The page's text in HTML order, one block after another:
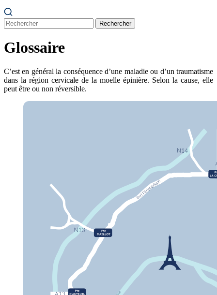
Rechercher
Glossaire
C’est en général la conséquence d’une maladie ou d’un traumatisme
dans la région cervicale de la moelle épinière. Selon la cause, elle
peut être ou non réversible.